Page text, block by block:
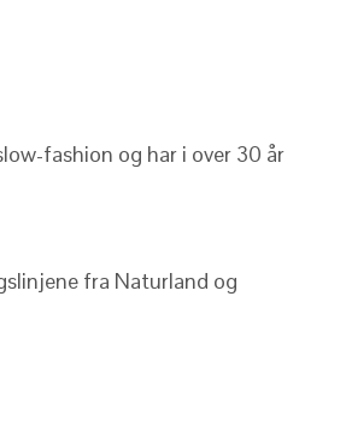
fashion og har i over 30 år
fra Naturland og